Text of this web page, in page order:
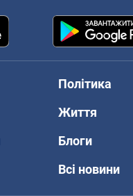
Політика
Життя
Блоги
Всі новини